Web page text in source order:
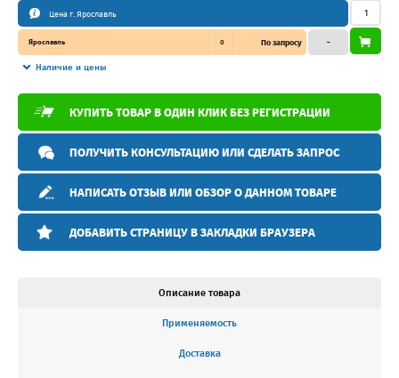
Цена г. Ярославль
Ярославль 0 По запросу
Наличие и цены
–
КУПИТЬ ТОВАР В ОДИН КЛИК БЕЗ РЕГИСТРАЦИИ
ПОЛУЧИТЬ КОНСУЛЬТАЦИЮ ИЛИ СДЕЛАТЬ ЗАПРОС
НАПИСАТЬ ОТЗЫВ ИЛИ ОБЗОР О ДАННОМ ТОВАРЕ
ДОБАВИТЬ СТРАНИЦУ В ЗАКЛАДКИ БРАУЗЕРА
Описание товара
Применяемость
Доставка